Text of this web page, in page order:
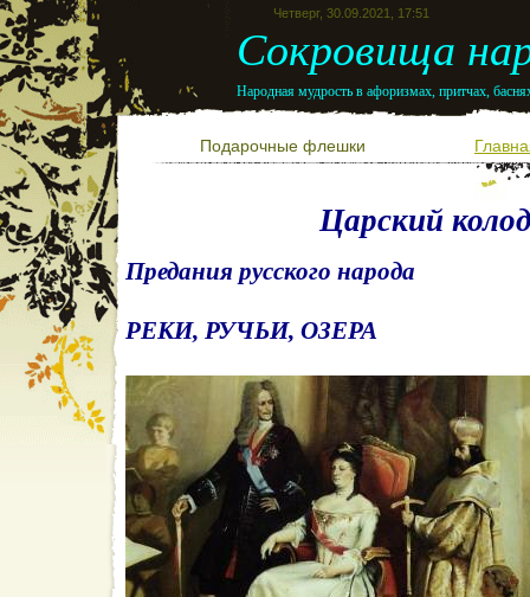
Четверг, 30.09.2021, 17:51
Сокровища
Народная мудрость в афоризмах, притчах,
Подарочные флешки
Царский
Предания русского народа
РЕКИ, РУЧЬИ, ОЗЕРА